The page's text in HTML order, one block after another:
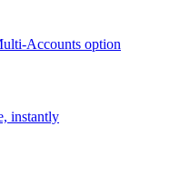
Accounts option
instantly